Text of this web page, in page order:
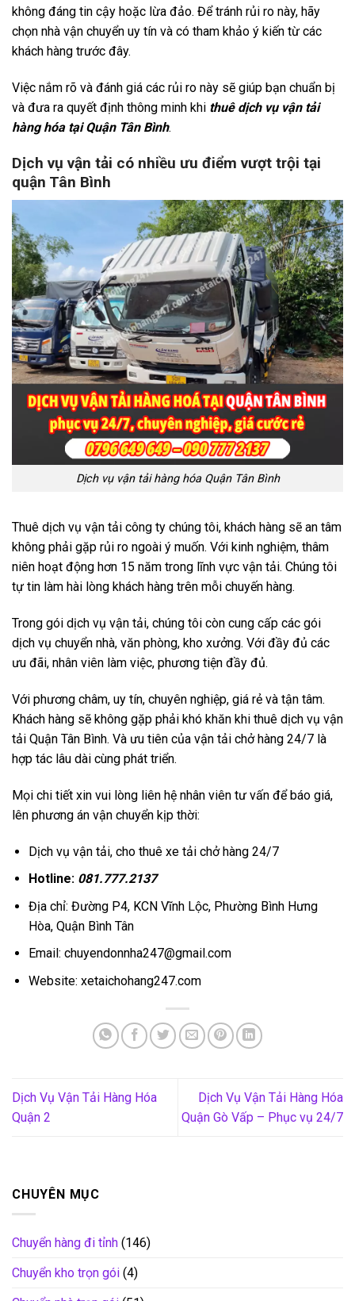
không đáng tin cậy hoặc lừa đảo. Để tránh rủi ro này, hãy
chọn nhà vận chuyển uy tín và có tham khảo ý kiến từ các
khách hàng trước đây.
Việc nắm rõ và đánh giá các rủi ro này sẽ giúp bạn chuẩn bị
và đưa ra quyết định thông minh khi thuê dịch vụ vận tải
hàng hóa tại Quận Tân Bình.
Dịch vụ vận tải có nhiều ưu điểm vượt trội tại
quận Tân Bình
Dịch vụ vận tải hàng hóa Quận Tân Bình
Thuê dịch vụ vận tải công ty chúng tôi, khách hàng sẽ an tâm
không phải gặp rủi ro ngoài ý muốn. Với kinh nghiệm, thâm
niên hoạt động hơn 15 năm trong lĩnh vực vận tải. Chúng tôi
tự tin làm hài lòng khách hàng trên mỗi chuyến hàng.
Trong gói dịch vụ vận tải, chúng tôi còn cung cấp các gói
dịch vụ chuyển nhà, văn phòng, kho xưởng. Với đầy đủ các
ưu đãi, nhân viên làm việc, phương tiện đầy đủ.
Với phương châm, uy tín, chuyên nghiệp, giá rẻ và tận tâm.
Khách hàng sẽ không gặp phải khó khăn khi thuê dịch vụ vận
tải Quận Tân Bình. Và ưu tiên của vận tải chở hàng 24/7 là
hợp tác lâu dài cùng phát triển.
Mọi chi tiết xin vui lòng liên hệ nhân viên tư vấn để báo giá,
lên phương án vận chuyển kịp thời:
Dịch vụ vận tải, cho thuê xe tải chở hàng 24/7
Hotline: 081.777.2137
Địa chỉ: Đường P4, KCN Vĩnh Lộc, Phường Bình Hưng
Hòa, Quận Bình Tân
Email: chuyendonnha247@gmail.com
Website: xetaichohang247.com
Dịch Vụ Vận Tải Hàng Hóa
Quận 2
Dịch Vụ Vận Tải Hàng Hóa
Quận Gò Vấp – Phục vụ 24/7
CHUYÊN MỤC
Chuyển hàng đi tỉnh (146)
Chuyển kho trọn gói (4)